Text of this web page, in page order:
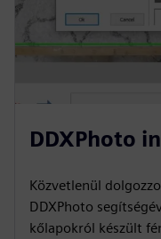
DDXPhoto
Közvetlenül
DDXPhoto
kőlapokról készült